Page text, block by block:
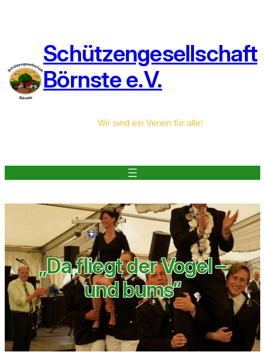
Schützengesellschaft
Börnste e.V.
Wir sind ein Verein für alle!
„Da fliegt der Vogel –
und bums“